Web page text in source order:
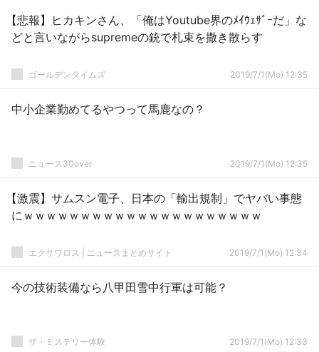
【悲報】ヒカキンさん、「俺はYoutube界のﾒｲｳｪｻﾞｰだ」な
どと言いながらsupremeの銃で札束を撒き散らす
ゴールデンタイムズ 2019/7/1(Mo) 12:35
中小企業勤めてるやつって馬鹿なの？
ニュース30over 2019/7/1(Mo) 12:35
【激震】サムスン電子、日本の「輸出規制」でヤバい事態
にｗｗｗｗｗｗｗｗｗｗｗｗｗｗｗｗｗｗｗｗｗ
エクサワロス | ニュースまとめサイト 2019/7/1(Mo) 12:34
今の技術装備なら八甲田雪中行軍は可能？
ザ・ミステリー体験 2019/7/1(Mo) 12:33